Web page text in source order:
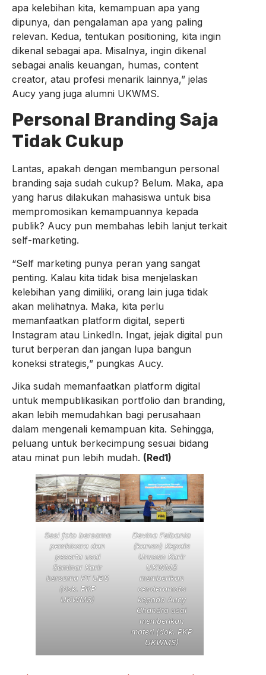
apa kelebihan kita, kemampuan apa yang
dipunya, dan pengalaman apa yang paling
relevan. Kedua, tentukan positioning, kita ingin
dikenal sebagai apa. Misalnya, ingin dikenal
sebagai analis keuangan, humas, content
creator, atau profesi menarik lainnya,” jelas
Aucy yang juga alumni UKWMS.
Personal Branding Saja
Tidak Cukup
Lantas, apakah dengan membangun personal
branding saja sudah cukup? Belum. Maka, apa
yang harus dilakukan mahasiswa untuk bisa
mempromosikan kemampuannya kepada
publik? Aucy pun membahas lebih lanjut terkait
self-marketing.
“Self marketing punya peran yang sangat
penting. Kalau kita tidak bisa menjelaskan
kelebihan yang dimiliki, orang lain juga tidak
akan melihatnya. Maka, kita perlu
memanfaatkan platform digital, seperti
Instagram atau LinkedIn. Ingat, jejak digital pun
turut berperan dan jangan lupa bangun
koneksi strategis,” pungkas Aucy.
Jika sudah memanfaatkan platform digital
untuk mempublikasikan portfolio dan branding,
akan lebih memudahkan bagi perusahaan
dalam mengenali kemampuan kita. Sehingga,
peluang untuk berkecimpung sesuai bidang
atau minat pun lebih mudah. (Red1)
Sesi foto bersama
pembicara dan
peserta usai
Seminar Karir
bersama PT UBS
(dok. PKP
UKWMS)
Devina Felbania
(kanan) Kepala
Urusan Karir
UKWMS
memberikan
cenderamata
kepada Aucy
Chandra usai
memberikan
materi (dok. PKP
UKWMS)